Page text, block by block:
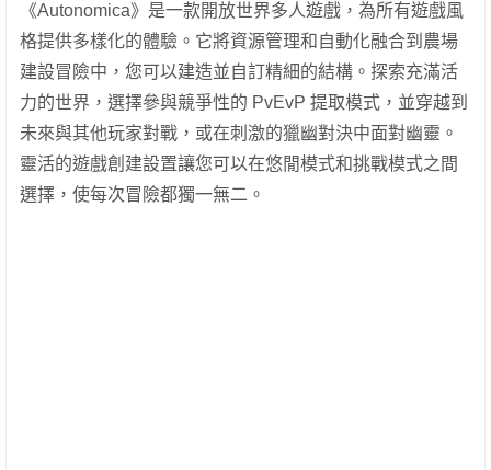
《Autonomica》是一款開放世界多人遊戲，為所有遊戲風
格提供多樣化的體驗。它將資源管理和自動化融合到農場
建設冒險中，您可以建造並自訂精細的結構。探索充滿活
力的世界，選擇參與競爭性的 PvEvP 提取模式，並穿越到
未來與其他玩家對戰，或在刺激的獵幽對決中面對幽靈。
靈活的遊戲創建設置讓您可以在悠閒模式和挑戰模式之間
選擇，使每次冒險都獨一無二。